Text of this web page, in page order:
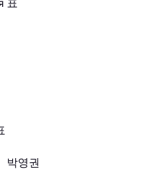
표
박영권